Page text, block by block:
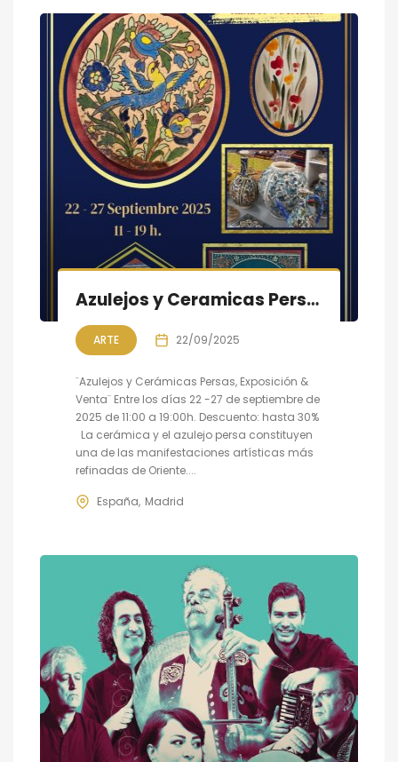
Azulejos y Ceramicas Persas, Exposición & Venta hasta 30% de descuento
ARTE 22/09/2025
¨Azulejos y Cerámicas Persas, Exposición &
Venta¨ Entre los días 22 -27 de septiembre de
2025 de 11:00 a 19:00h. Descuento: hasta 30%
La cerámica y el azulejo persa constituyen
una de las manifestaciones artísticas más
refinadas de Oriente....
España Madrid